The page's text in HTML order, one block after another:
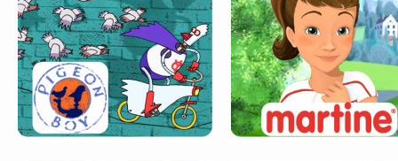
MARSUPILAMI PITT ET KANTROP